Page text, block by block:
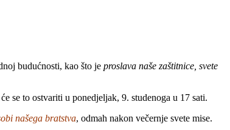
budućnosti, kao što je proslava naše zaštitnice, svete
se to ostvariti u ponedjeljak, 9. studenoga u 17 sati.
našega bratstva, odmah nakon večernje svete mise.